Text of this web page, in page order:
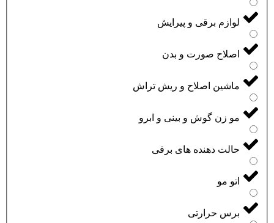
لوازم برقی و پیرایش
اصلاح صورت و بدن
ماشین اصلاح و ریش تراش
مو زن گوش و بینی و ابرو
حالت دهنده های برقی
اتو مو
برس حرارتی